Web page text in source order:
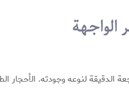
الواجهة
الدقيقة لنوعه وجودته.